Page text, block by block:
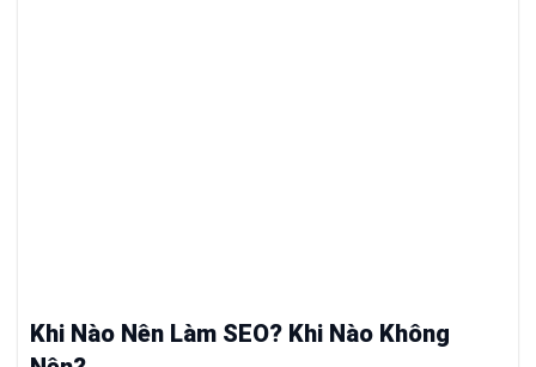
Khi Nào Nên Làm SEO? Khi Nào Không